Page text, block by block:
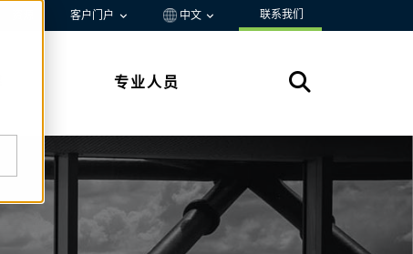
客户门户 中文 联系我们
专业人员